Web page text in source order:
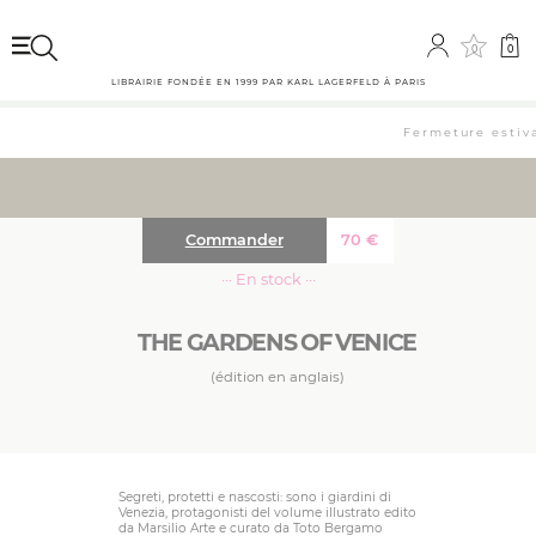
0 0
LIBRAIRIE FONDÉE EN 1999 PAR KARL LAGERFELD À PARIS
Fermeture
THE GARDENS OF VENICE
(édition en anglais)
70€
Commander
··· En stock ···
Segreti, protetti e nascosti: sono i giardini di
Venezia, protagonisti del volume illustrato edito
da Marsilio Arte e curato da Toto Bergamo